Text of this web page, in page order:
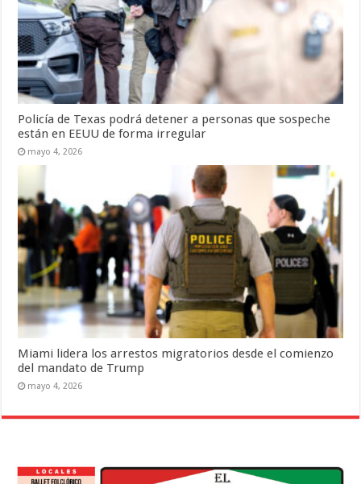
Policía de Texas podrá detener a personas que sospeche
están en EEUU de forma irregular
mayo 4, 2026
Miami lidera los arrestos migratorios desde el comienzo
del mandato de Trump
mayo 4, 2026